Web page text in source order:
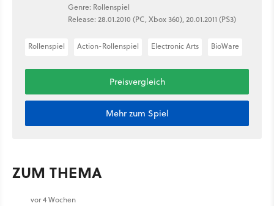
Genre: Rollenspiel
Release: 28.01.2010 (PC, Xbox 360), 20.01.2011 (PS3)
Rollenspiel Action-Rollenspiel Electronic Arts BioWare
Preisvergleich
Mehr zum Spiel
ZUM THEMA
vor 4 Wochen